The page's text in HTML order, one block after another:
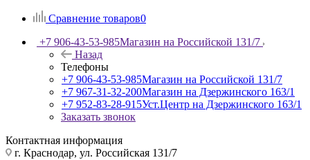
Сравнение товаров0
+7 906-43-53-985Магазин на Российской 131/7
Назад
Телефоны
+7 906-43-53-985Магазин на Российской 131/7
+7 967-31-32-200Магазин на Дзержинского 163/1
+7 952-83-28-915Уст.Центр на Дзержинского 163/1
Заказать звонок
Контактная информация
г. Краснодар, ул. Российская 131/7